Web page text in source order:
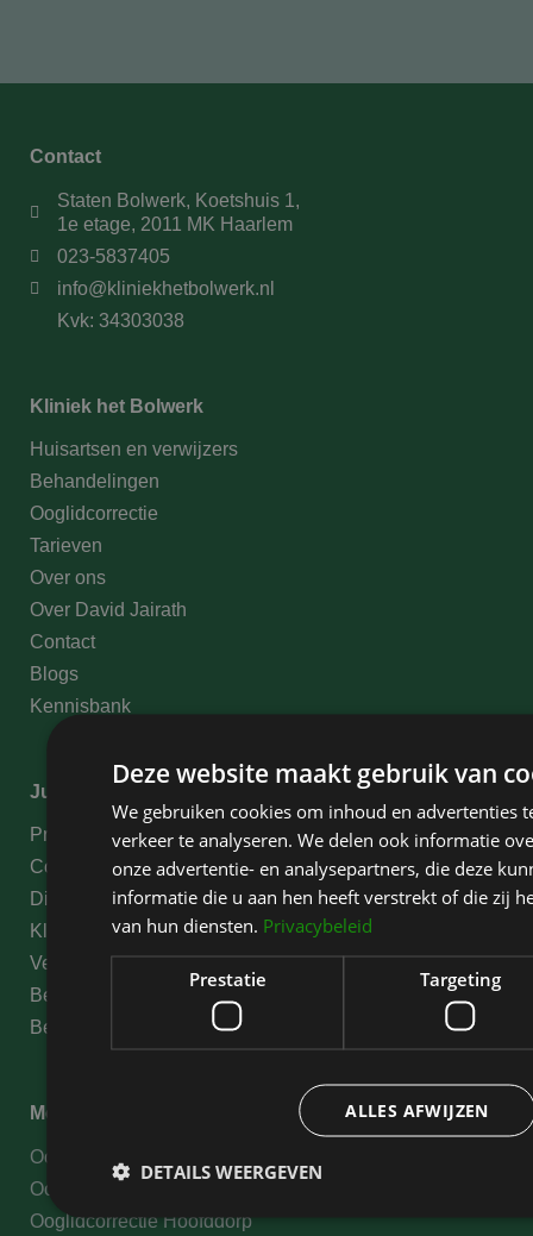
Contact
Staten Bolwerk, Koetshuis 1,
1e etage, 2011 MK Haarlem
023-5837405
info@kliniekhetbolwerk.nl
Kvk: 34303038
Kliniek het Bolwerk
Huisartsen en verwijzers
Behandelingen
Ooglidcorrectie
Tarieven
Over ons
Over David Jairath
Contact
Blogs
Kennisbank
Juridische informatie
Privacy Statement
Cookies
Disclaimer
Klachten
Verklaring medische gegevens
Behandelvoorwaarden
Betalingsmogelijkheden
Meer informatie
Oogleden liften
Ooglidcorrectie Haarlem
Ooglidcorrectie Hoofddorp
Deze website maakt gebruik van
We gebruiken cookies om inhoud en advertenties
verkeer te analyseren. We delen ook informatie
onze advertentie- en analysepartners, die deze
informatie die u aan hen heeft verstrekt of die zij
van hun diensten. Privacybeleid
Prestatie Targeting
ALLES AFWIJZEN
DETAILS WEERGEVEN